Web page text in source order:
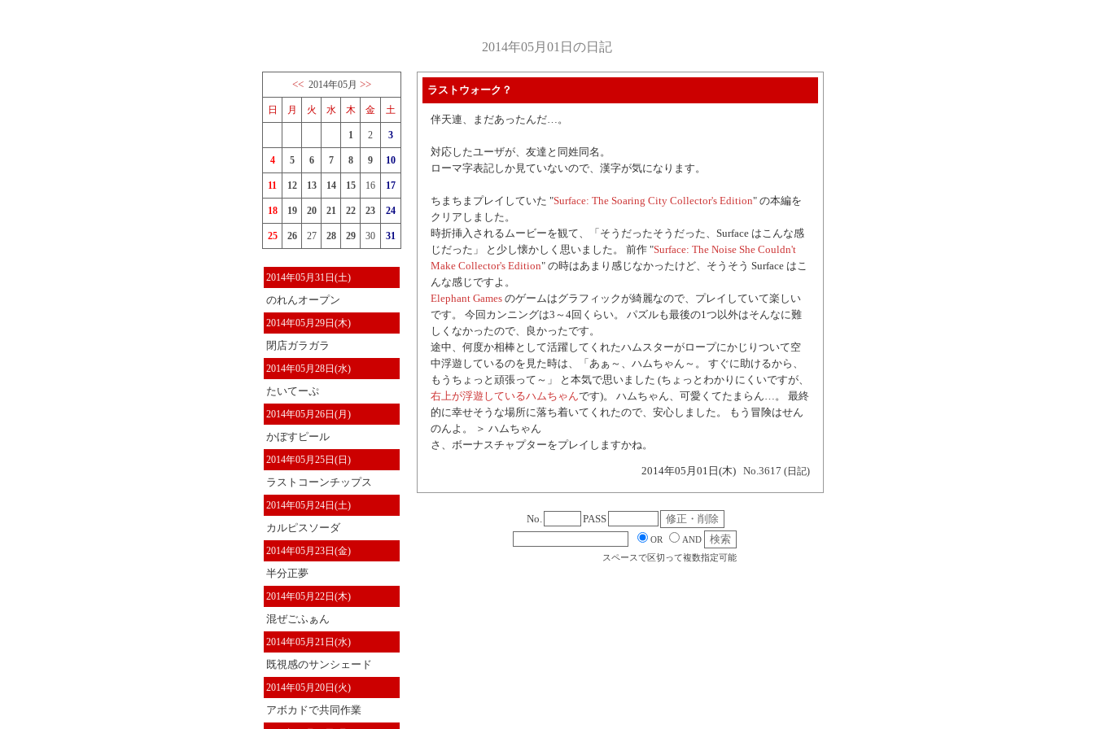
2014年05月01日の日記
<< 2014年05月 >>
日 月 火 水 木 金 土
1 2 3
4 5 6 7 8 9 10
11 12 13 14 15 16 17
18 19 20 21 22 23 24
25 26 27 28 29 30 31
2014年05月31日(土)
のれんオープン
2014年05月29日(木)
閉店ガラガラ
2014年05月28日(水)
たいてーぷ
2014年05月26日(月)
かぼすピール
2014年05月25日(日)
ラストコーンチップス
2014年05月24日(土)
カルピスソーダ
2014年05月23日(金)
半分正夢
2014年05月22日(木)
混ぜごふぁん
2014年05月21日(水)
既視感のサンシェード
2014年05月20日(火)
アボカドで共同作業
ラストウォーク？
伴天連、まだあったんだ…。
対応したユーザが、友達と同姓同名。
ローマ字表記しか見ていないので、漢字が気になります。
ちまちまプレイしていた "Surface: The Soaring City Collector's Edition" の本編を
クリアしました。
時折挿入されるムービーを観て、「そうだったそうだった、Surface はこんな感
じだった」 と少し懐かしく思いました。 前作 "Surface: The Noise She Couldn't
Make Collector's Edition" の時はあまり感じなかったけど、そうそう Surface はこ
んな感じですよ。
Elephant Games のゲームはグラフィックが綺麗なので、プレイしていて楽しい
です。 今回カンニングは3～4回くらい。 パズルも最後の1つ以外はそんなに難
しくなかったので、良かったです。
途中、何度か相棒として活躍してくれたハムスターがロープにかじりついて空
中浮遊しているのを見た時は、「あぁ～、ハムちゃん～。 すぐに助けるから、
もうちょっと頑張って～」 と本気で思いました (ちょっとわかりにくいですが、
右上が浮遊しているハムちゃんです)。 ハムちゃん、可愛くてたまらん…。 最終
的に幸せそうな場所に落ち着いてくれたので、安心しました。 もう冒険はせん
のんよ。 ＞ ハムちゃん
さ、ボーナスチャプターをプレイしますかね。
2014年05月01日(木) No.3617 (日記)
No. PASS
OR
AND
スペースで区切って複数指定可能